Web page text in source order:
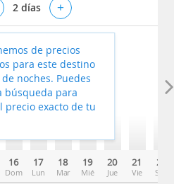
2 días +
16
Dom
17
Lun
18
Mar
19
Mié
20
Jue
21
Vie
22
Sáb
de precios
para este destino
noches. Puedes
búsqueda para
precio exacto de tu